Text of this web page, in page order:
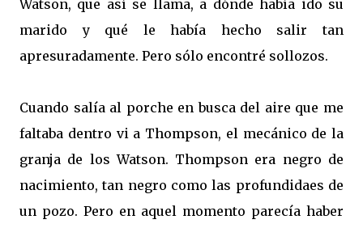
Watson, que así se llama, a dónde había ido su
marido y qué le había hecho salir tan
apresuradamente. Pero sólo encontré sollozos.
Cuando salía al porche en busca del aire que me
faltaba dentro vi a Thompson, el mecánico de la
granja de los Watson. Thompson era negro de
nacimiento, tan negro como las profundidaes de
un pozo. Pero en aquel momento parecía haber